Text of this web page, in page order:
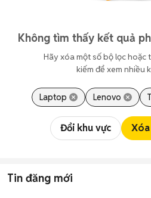
Không tìm thấy kết quả
Hãy xóa một số bộ lọc hoặc
kiếm để xem nhiều
Laptop Lenovo
Đổi khu vực
Tin đăng mới